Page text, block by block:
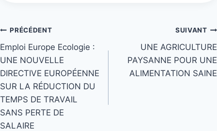
Navigation
de
l’article
PRÉCÉDENT
Emploi Europe Ecologie :
UNE NOUVELLE
DIRECTIVE EUROPÉENNE
SUR LA RÉDUCTION DU
TEMPS DE TRAVAIL
SANS PERTE DE
SALAIRE
SUIVANT
UNE AGRICULTURE
PAYSANNE POUR UNE
ALIMENTATION SAINE